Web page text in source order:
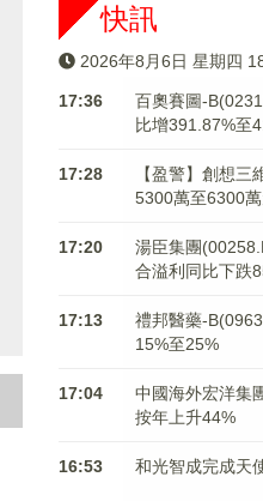
快訊
2026年8月6日 星期四
17:36
百奧賽圖-
比增391.87%至
17:28
【盈警】創想
5300萬至6300
17:20
湯臣集團
合溢利同比下跌
17:13
禮邦醫藥-
15%至25%
17:04
中國海外宏洋集
按年上升44%
16:53 和光智成完成天